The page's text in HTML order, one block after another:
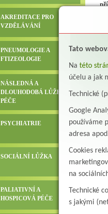
AKREDITACE PRO
VZDĚLÁVÁNÍ
PNEUMOLOGIE A
FTIZEOLOGIE
NÁSLEDNÁ A
DLOUHODOBÁ LŮŽKOVÁ
PÉČE
PSYCHIATRIE
SOCIÁLNÍ LŮŽKA
PALIATIVNÍ A
HOSPICOVÁ PÉČE
Tato
Na této
účelu a jak
Technické
Google
používáme
adresa
Cookies
na
Technické
s jakými